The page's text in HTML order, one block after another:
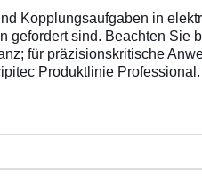
Kopplungsaufgaben in
sind. Beachten
für präzisionskritische
Produktlinie Professional.